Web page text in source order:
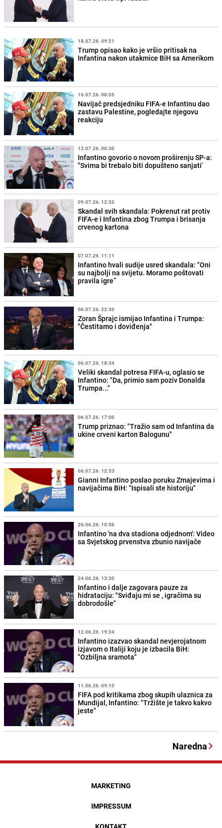
18.07.26. 09:21
Trump opisao kako je vršio pritisak na
Infantina nakon utakmice BiH sa Amerikom
16.07.26. 08:05
Navijač predsjedniku FIFA-e Infantinu dao
zastavu Palestine, pogledajte njegovu
reakciju
13.07.26. 06:30
Infantino govorio o novom proširenju SP-a:
"Svima bi trebalo biti dopušteno sanjati‘
09.07.26. 12:32
Skandal svih skandala: Pokrenut rat protiv
FIFA-e i Infantina zbog Trumpa i brisanja
crvenog kartona
07.07.26. 11:11
Infantino hvali sudije usred skandala: "Oni
su najbolji na svijetu. Moramo poštovati
pravila igre”
06.07.26. 22:30
Zoran Šprajc ismijao Infantina i Trumpa:
"Čestitamo i doviđenja"
06.07.26. 18:34
Veliki skandal potresa FIFA-u, oglasio se
Infantino: "Da, primio sam poziv Donalda
Trumpa..."
06.07.26. 17:00
Trump priznao: "Tražio sam od Infantina da
ukine crveni karton Balogunu"
06.07.26. 12:53
Gianni Infantino poslao poruku Zmajevima i
navijačima BiH: "Ispisali ste historiju"
26.06.26. 10:56
Infantino 'na dva stadiona odjednom': Video
sa Svjetskog prvenstva zbunio navijače
24.06.26. 13:30
Infantino i dalje zagovara pauze za
hidrataciju: "Sviđaju mi se , igračima su
dobrodošle"
12.06.26. 19:34
Infantino izazvao skandal nevjerojatnom
izjavom o Italiji koju je izbacila BiH:
"Ozbiljna sramota"
11.06.26. 09:10
FIFA pod kritikama zbog skupih ulaznica za
Mundijal, Infantino: "Tržište je takvo kakvo
jeste"
Naredna
MARKETING
IMPRESSUM